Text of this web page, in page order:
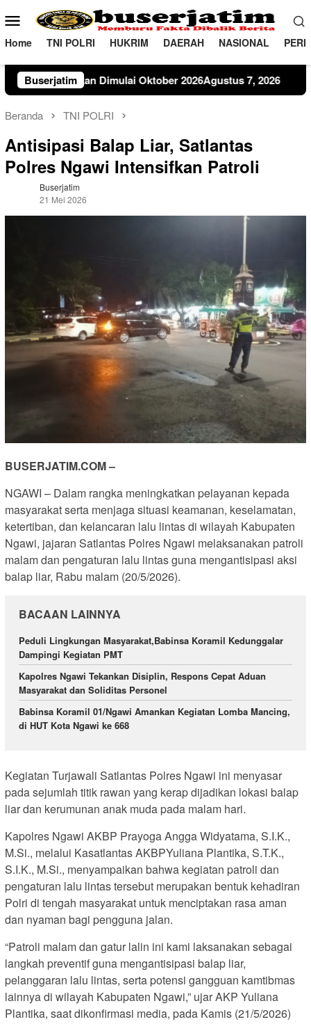
ke
konten
Menu
Mobile
Home TNI POLRI HUKRIM DAERAH NASIONAL
Buserjatim
Oktober 2026Agustus 7, 2026 Dinamika Gerakan
Beranda TNI POLRI
Antisipasi Balap Liar, Satlantas
Polres Ngawi Intensifkan Patroli
Buserjatim
21 Mei 2026
BUSERJATIM.COM –
NGAWI – Dalam rangka meningkatkan pelayanan kepada
masyarakat serta menjaga situasi keamanan, keselamatan,
ketertiban, dan kelancaran lalu lintas di wilayah Kabupaten
Ngawi, jajaran Satlantas Polres Ngawi melaksanakan patroli
malam dan pengaturan lalu lintas guna mengantisipasi aksi
balap liar, Rabu malam (20/5/2026).
BACAAN LAINNYA
Peduli Lingkungan Masyarakat,Babinsa Koramil Kedunggalar
Dampingi Kegiatan PMT
Kapolres Ngawi Tekankan Disiplin, Respons Cepat Aduan
Masyarakat dan Soliditas Personel
Babinsa Koramil 01/Ngawi Amankan Kegiatan Lomba Mancing,
di HUT Kota Ngawi ke 668
Kegiatan Turjawali Satlantas Polres Ngawi ini menyasar
pada sejumlah titik rawan yang kerap dijadikan lokasi balap
liar dan kerumunan anak muda pada malam hari.
Kapolres Ngawi AKBP Prayoga Angga Widyatama, S.I.K.,
M.Si., melalui Kasatlantas AKBPYuliana Plantika, S.T.K.,
S.I.K., M.Si., menyampaikan bahwa kegiatan patroli dan
pengaturan lalu lintas tersebut merupakan bentuk kehadiran
Polri di tengah masyarakat untuk menciptakan rasa aman
dan nyaman bagi pengguna jalan.
“Patroli malam dan gatur lalin ini kami laksanakan sebagai
langkah preventif guna mengantisipasi balap liar,
pelanggaran lalu lintas, serta potensi gangguan kamtibmas
lainnya di wilayah Kabupaten Ngawi,” ujar AKP Yuliana
Plantika, saat dikonfirmasi media, pada Kamis (21/5/2026)